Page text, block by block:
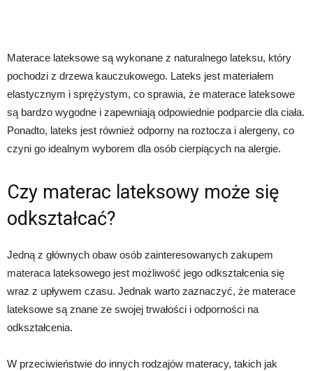
Materace lateksowe są wykonane z naturalnego lateksu, który
pochodzi z drzewa kauczukowego. Lateks jest materiałem
elastycznym i sprężystym, co sprawia, że materace lateksowe
są bardzo wygodne i zapewniają odpowiednie podparcie dla ciała.
Ponadto, lateks jest również odporny na roztocza i alergeny, co
czyni go idealnym wyborem dla osób cierpiących na alergie.
Czy materac lateksowy może się
odkształcać?
Jedną z głównych obaw osób zainteresowanych zakupem
materaca lateksowego jest możliwość jego odkształcenia się
wraz z upływem czasu. Jednak warto zaznaczyć, że materace
lateksowe są znane ze swojej trwałości i odporności na
odkształcenia.
W przeciwieństwie do innych rodzajów materacy, takich jak